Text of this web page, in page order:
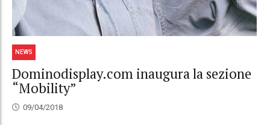
NEWS
Dominodisplay.com inaugura la sezione
“Mobility”
09/04/2018